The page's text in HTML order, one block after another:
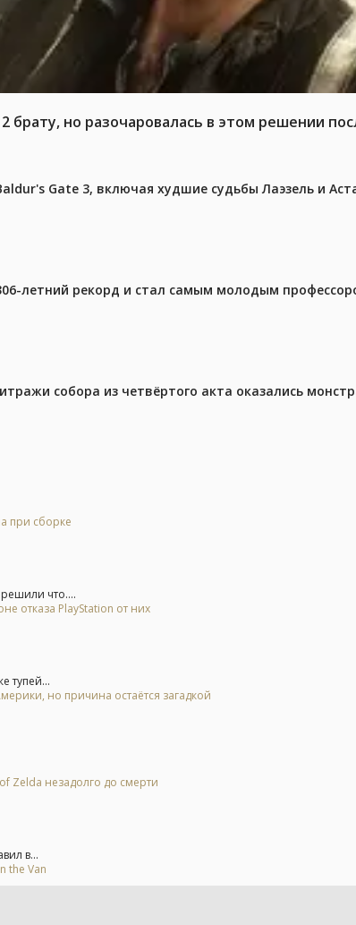
брату, но разочаровалась в этом решении
Gate 3, включая худшие судьбы Лаэзель и
летний рекорд и стал самым молодым
собора из четвёртого акта оказались
при сборке
что....
отказа PlayStation от них
тупей...
но причина остаётся загадкой
Zelda незадолго до смерти
в...
the Van